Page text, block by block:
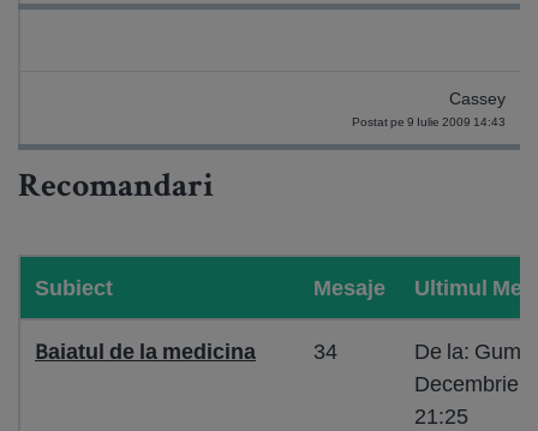
Cassey
Postat pe 9 Iulie 2009 14:43
Recomandari
Subiect Mesaje Ultimul
Baiatul de la medicina 34
De la:
Decembrie
21:25